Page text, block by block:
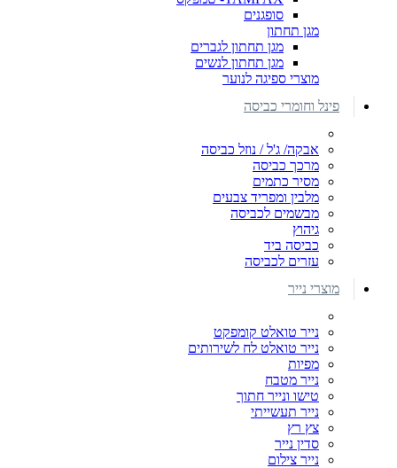
סופגנים
מגן תחתון
מגן תחתון לגברים
מגן תחתון לנשים
מוצרי ספיגה לנוער
פינל וחומרי כביסה
אבקה/ ג'ל / נוזל כביסה
מרכך כביסה
מסיר כתמים
מלבין ומפריד צבעים
מבשמים לכביסה
גיהוץ
כביסה ביד
עזרים לכביסה
מוצרי נייר
נייר טואלט קומפקט
נייר טואלט לח לשירותים
מפיות
נייר מטבח
טישו ונייר חתוך
נייר תעשייתי
צץ רץ
סדין נייר
נייר צילום